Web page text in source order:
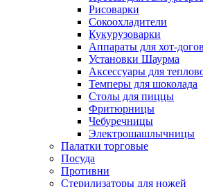
Рисоварки
Сокоохладители
Кукурузоварки
Аппараты для хот-догов
Установки Шаурма
Аксессуары для
Темперы для шоколада
Столы для пиццы
Фритюрницы
Чебуречницы
Электрошашлычницы
Палатки торговые
Посуда
Противни
Стерилизаторы для ножей